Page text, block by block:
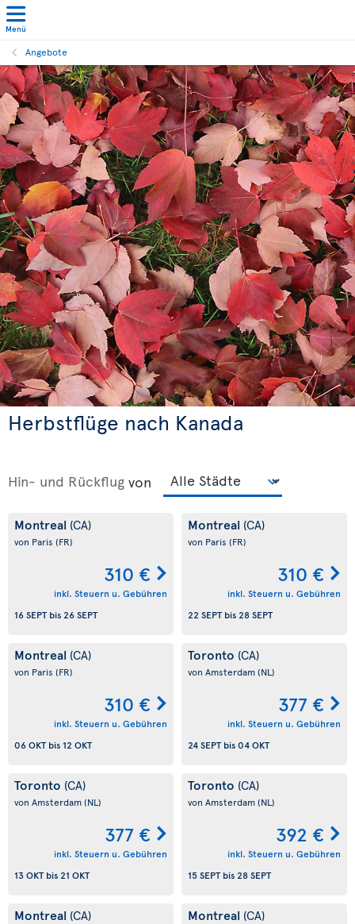
Menü
Angebote
Herbstflüge nach Kanada
Hin- und Rückflug von
Montreal (CA)
von Paris (FR)
310 €
inkl. Steuern u. Gebühren
16 SEPTbis26 SEPT
Montreal (CA)
von Paris (FR)
310 €
inkl. Steuern u. Gebühren
22 SEPTbis28 SEPT
Montreal (CA)
von Paris (FR)
310 €
inkl. Steuern u. Gebühren
06 OKTbis 12 OKT
Toronto (CA)
von Amsterdam(NL)
377 €
inkl. Steuern u. Gebühren
24 SEPTbis04 OKT
Toronto (CA)
von Amsterdam(NL)
377 €
inkl. Steuern u. Gebühren
13 OKTbis21 OKT
Toronto (CA)
von Amsterdam(NL)
392 €
inkl. Steuern u. Gebühren
15 SEPTbis28 SEPT
Montreal (CA) Montreal (CA)